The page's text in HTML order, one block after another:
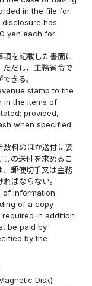
in the file for
has
yen each for
項を記載した書面に
だし、主務省令で
きる。
stamp to the
in the items of
provided,
when specified
数料のほか送付に要
の送付を求めるこ
、郵便切手又は主務
ばならない。
of information
of a copy
in addition
be paid by
by the
Disk)